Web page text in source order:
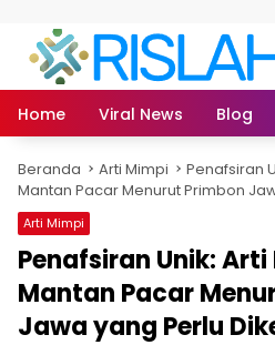
Home Viral News Blog
Beranda Arti Mimpi
Penafsiran
Mantan Pacar Menurut Primbon
Arti Mimpi
Penafsiran Unik:
Mantan Pacar
Jawa yang Perlu